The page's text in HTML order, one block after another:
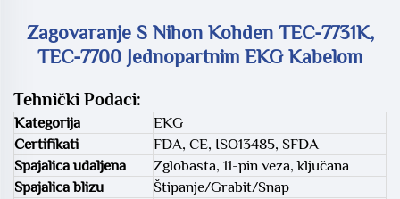
Zagovaranje S Nihon Kohden TEC-7731K,
TEC-7700 Jednopartnim EKG Kabelom
Tehnički Podaci:
Kategorija
EKG
Certifikati
FDA, CE, ISO13485, SFDA
Spajalica udaljena
Zglobasta, 11-pin veza, ključana
Spajalica blizu
Štipanje/Grabit/Snap